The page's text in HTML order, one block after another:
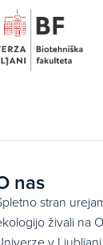
nas
stran
živali na